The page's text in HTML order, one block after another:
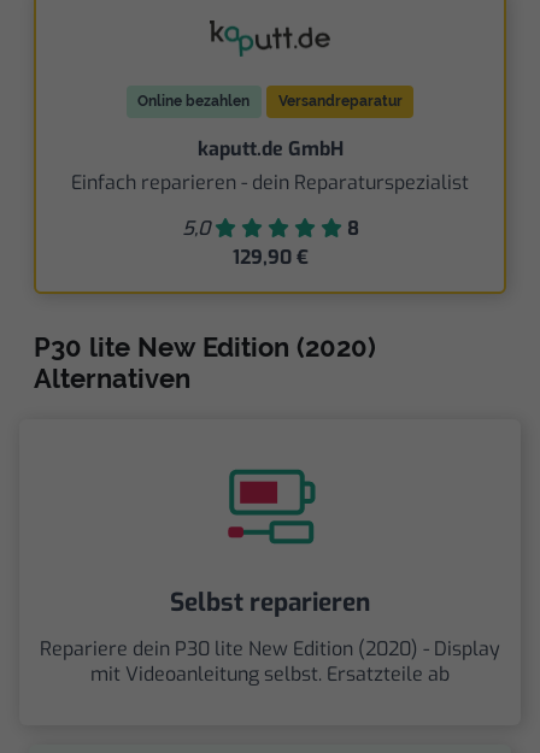
Online bezahlen Versandreparatur
kaputt.de GmbH
Einfach reparieren - dein Reparaturspezialist
5,0
8
129,90 €
P30 lite New Edition (2020)
Alternativen
Selbst reparieren
Repariere dein P30 lite New Edition (2020) - Display
mit Videoanleitung selbst. Ersatzteile ab